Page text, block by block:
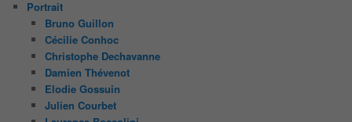
Portrait
Bruno Guillon
Cécilie Conhoc
Christophe Dechavanne
Damien Thévenot
Elodie Gossuin
Julien Courbet